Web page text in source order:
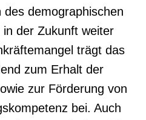
demographischen
der Zukunft weiter
trägt das
zum Erhalt der
zur Förderung von
bei. Auch